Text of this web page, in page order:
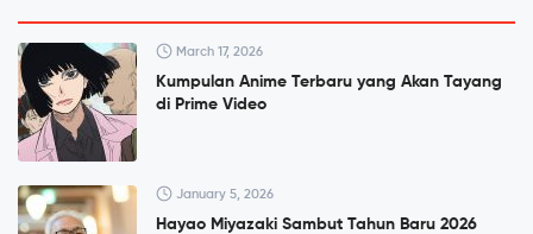
March 17, 2026
Kumpulan Anime Terbaru yang Akan Tayang
di Prime Video
January 5, 2026
Hayao Miyazaki Sambut Tahun Baru 2026